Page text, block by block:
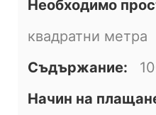
Необходимо
квадратни метра
Съдържание:
Начин на